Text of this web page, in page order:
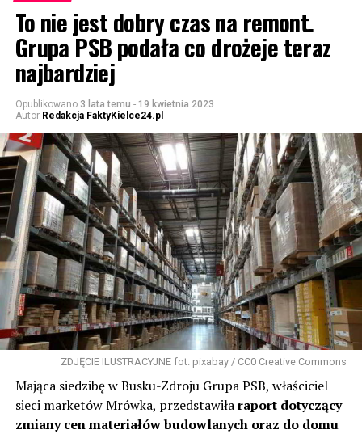
To nie jest dobry czas na remont.
Grupa PSB podała co drożeje teraz
najbardziej
Opublikowano 3 lata temu - 19 kwietnia 2023
Autor Redakcja FaktyKielce24.pl
ZDJĘCIE ILUSTRACYJNE fot. pixabay / CC0 Creative Commons
Mająca siedzibę w Busku-Zdroju Grupa PSB, właściciel
sieci marketów Mrówka, przedstawiłaraport dotyczący
zmiany cen materiałów budowlanych oraz do domu